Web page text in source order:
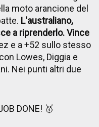
moto arancione del
L'australiano,
a riprenderlo. Vince
e a +52 sullo stesso
Lowes, Diggia e
Nei punti altri due
DONE! 🥇